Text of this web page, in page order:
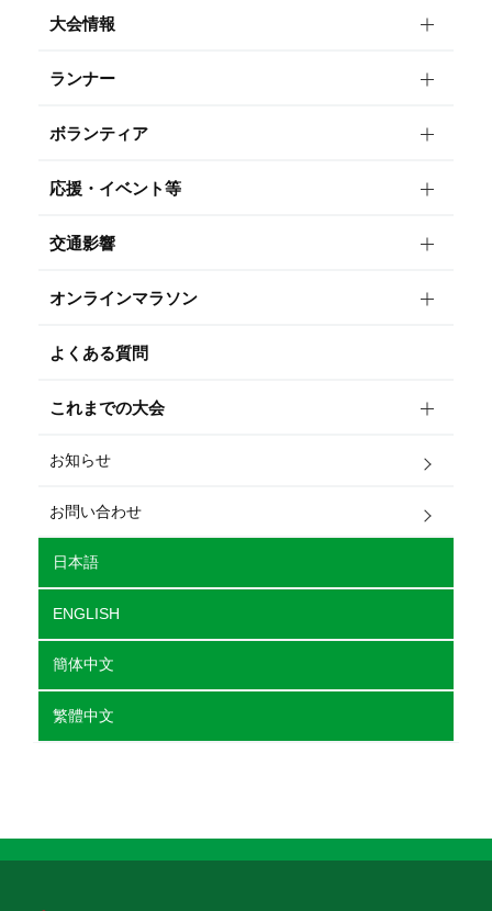
大会情報
ランナー
ボランティア
応援・イベント等
交通影響
オンラインマラソン
よくある質問
これまでの大会
お知らせ
お問い合わせ
日本語
ENGLISH
簡体中文
繁體中文